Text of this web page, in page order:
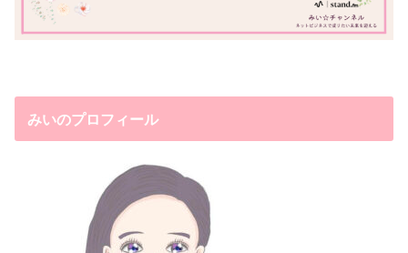
みいのプロフィール